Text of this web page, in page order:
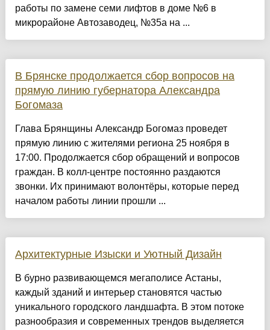
работы по замене семи лифтов в доме №6 в
микрорайоне Автозаводец, №35а на ...
В Брянске продолжается сбор вопросов на
прямую линию губернатора Александра
Богомаза
Глава Брянщины Александр Богомаз проведет
прямую линию с жителями региона 25 ноября в
17:00. Продолжается сбор обращений и вопросов
граждан. В колл-центре постоянно раздаются
звонки. Их принимают волонтёры, которые перед
началом работы линии прошли ...
Архитектурные Изыски и Уютный Дизайн
​В бурно развивающемся мегаполисе Астаны,
каждый зданий и интерьер становятся частью
уникального городского ландшафта. В этом потоке
разнообразия и современных трендов выделяется